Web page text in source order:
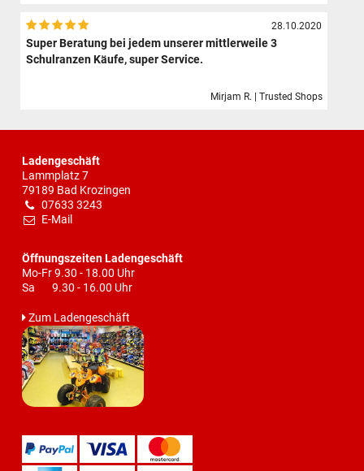
28.10.2020
Super Beratung bei jedem unserer mittlerweile 3
Schulranzen Käufe, super Service.
Mirjam R. | Trusted Shops
Ladengeschäft
Lammplatz 7
79189 Bad Krozingen
07633 3243
E-Mail
Öffnungszeiten Ladengeschäft
Mo-Fr 9.30 - 18.00 Uhr
Sa 9.30 - 16.00 Uhr
Zum Ladengeschäft